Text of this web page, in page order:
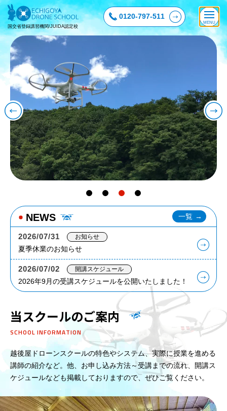
国交省登録講習機関/JUIDA認定校
0120-797-511
NEWS 一覧
2026/07/31 お知らせ
夏季休業のお知らせ
2026/07/02 開講スケジュール
2026年9月の受講スケジュールを公開いたしました！
当スクールのご案内
SCHOOL INFORMATION
越後屋ドローンスクールの特色やシステム、実際に授業を進める
講師の紹介など。他、お申し込み方法～受講までの流れ、開講ス
ケジュールなども掲載しておりますので、ぜひご覧ください。